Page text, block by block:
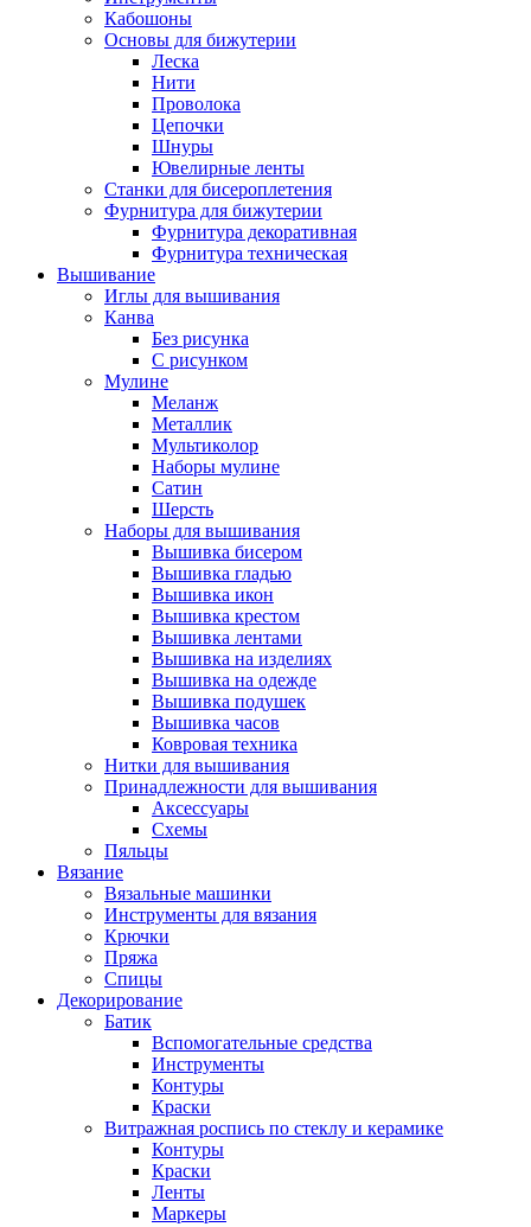
Кабошоны
Основы для бижутерии
Леска
Нити
Проволока
Цепочки
Шнуры
Ювелирные ленты
Станки для бисероплетения
Фурнитура для бижутерии
Фурнитура декоративная
Фурнитура техническая
Вышивание
Иглы для вышивания
Канва
Без рисунка
С рисунком
Мулине
Меланж
Металлик
Мультиколор
Наборы мулине
Сатин
Шерсть
Наборы для вышивания
Вышивка бисером
Вышивка гладью
Вышивка икон
Вышивка крестом
Вышивка лентами
Вышивка на изделиях
Вышивка на одежде
Вышивка подушек
Вышивка часов
Ковровая техника
Нитки для вышивания
Принадлежности для вышивания
Аксессуары
Схемы
Пяльцы
Вязание
Вязальные машинки
Инструменты для вязания
Крючки
Пряжа
Спицы
Декорирование
Батик
Вспомогательные средства
Инструменты
Контуры
Краски
Витражная роспись по стеклу и керамике
Контуры
Краски
Ленты
Маркеры